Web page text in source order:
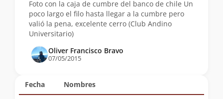
Fecha Nombres
Foto con la caja de cumbre del banco de chile Un
poco largo el filo hasta llegar a la cumbre pero
valió la pena, excelente cerro (Club Andino
Universitario)
Oliver Francisco Bravo
07/05/2015